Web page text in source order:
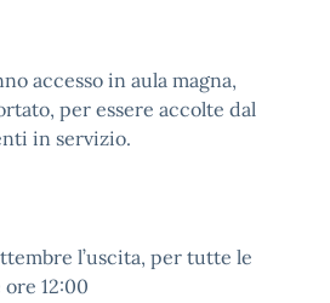
accesso in aula magna,
per essere accolte dal
in servizio.
l’uscita, per tutte le
12:00